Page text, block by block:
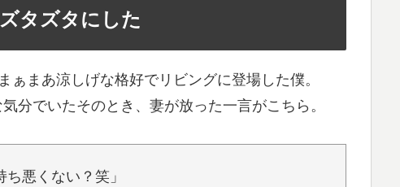
タズタにした
まあ涼しげな格好でリビングに登場した僕。
分でいたそのとき、妻が放った一言がこちら。
悪くない？笑」